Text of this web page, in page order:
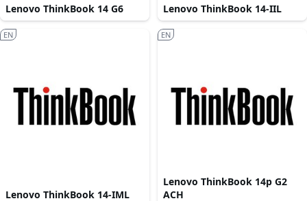
Lenovo ThinkBook 14 G6 Lenovo ThinkBook 14-IIL
Lenovo ThinkBook 14-IML
EN
Lenovo ThinkBook 14p G2
ACH
EN